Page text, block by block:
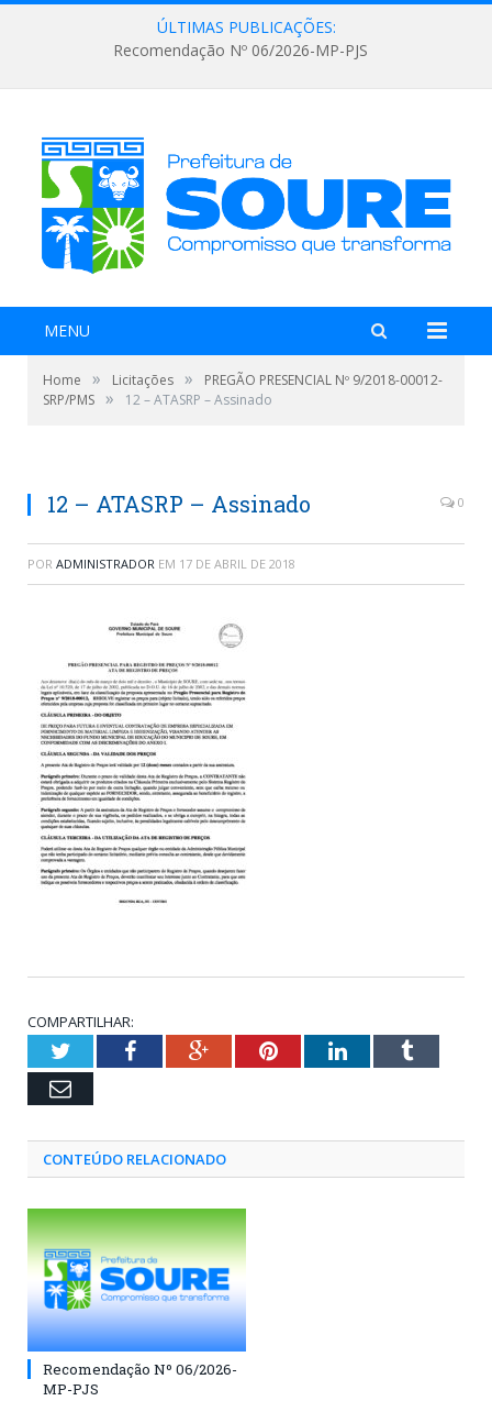
ÚLTIMAS PUBLICAÇÕES:
Recomendação Nº 06/2026-MP-PJS
MENU
Home » Licitações »
PREGÃO PRESENCIAL Nº 9/2018-00012-
SRP/PMS » 12 – ATASRP – Assinado
12 – ATASRP – Assinado 0
POR ADMINISTRADOR EM 17 DE ABRIL DE 2018
COMPARTILHAR:
TwitterFacebookGoogle+PinterestLinkedInTumblr
Email
CONTEÚDO RELACIONADO
Recomendação Nº 06/2026-
MP-PJS